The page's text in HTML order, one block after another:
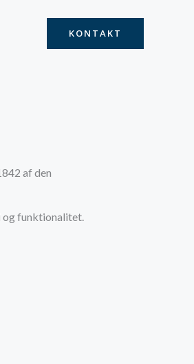
KONTAKT
af den
og funktionalitet.